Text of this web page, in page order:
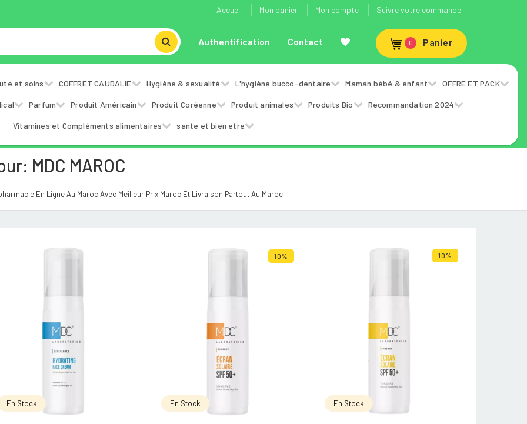
Accueil Mon panier Mon compte Suivre votre commande
Authentification Contact 0 Panier
et soins COFFRET CAUDALIE Hygiène & sexualité L'hygiène bucco-dentaire Maman bébé & enfant OFFRE ET PACK
Parfum Produit Américain Produit Coréenne Produit animales Produits Bio Recommandation 2024
Vitamines et Compléments alimentaires sante et bien etre
MDC MAROC
En Ligne Au Maroc Avec Meilleur Prix Maroc Et Livraison Partout Au Maroc
En Stock
10%
En Stock
10%
En Stock